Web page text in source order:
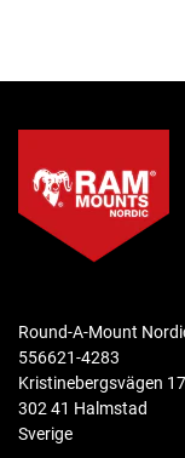
Round-A-Mount
556621-4283
Kristinebergsvägen
302 41 Halmstad
Sverige